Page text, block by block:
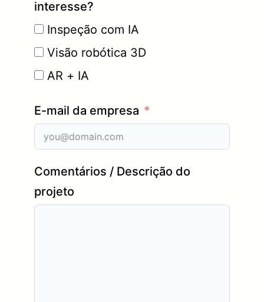
interesse?
Inspeção com IA
Visão robótica 3D
AR + IA
E-mail da empresa
Comentários / Descrição do
projeto